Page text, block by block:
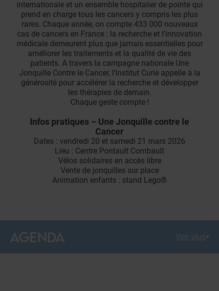
internationale et un ensemble hospitalier de pointe qui
prend en charge tous les cancers y compris les plus
rares. Chaque année, on compte 433 000 nouveaux
cas de cancers en France : la recherche et l’innovation
médicale demeurent plus que jamais essentielles pour
améliorer les traitements et la qualité de vie des
patients. A travers la campagne nationale Une
Jonquille Contre le Cancer, l’Institut Curie appelle à la
générosité pour accélérer la recherche et développer
les thérapies de demain.
Chaque geste compte !
Infos pratiques – Une Jonquille contre le
Cancer
Dates : vendredi 20 et samedi 21 mars 2026
Lieu : Centre Pontault Combault
Vélos solidaires en accès libre
Vente de jonquilles sur place
Animation enfants : stand Lego®
AGENDA Voir plus